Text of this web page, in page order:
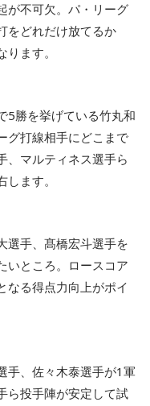
が不可欠。パ・リーグ
をどれだけ放てるか
ます。
5勝を挙げている竹丸和
グ打線相手にどこまで
、マルティネス選手ら
ます。
選手、髙橋宏斗選手を
いところ。ロースコア
なる得点力向上がポイ
手、佐々木泰選手が1軍
ら投手陣が安定して試